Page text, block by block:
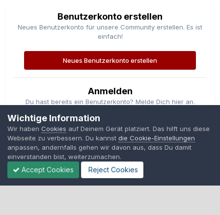
Benutzerkonto erstellen
Neues Benutzerkonto für unsere Community erstellen. Es ist
einfach!
Neues Benutzerkonto erstellen
Anmelden
Du hast bereits ein Benutzerkonto? Melde Dich hier an.
Jetzt anmelden
Wichtige Information
Wir haben Cookies auf Deinem Gerät platziert. Das hilft uns diese
Webseite zu verbessern. Du kannst die Cookie-Einstellungen
anpassen, andernfalls gehen wir davon aus, dass Du damit
einverstanden bist, weiterzumachen.
Accept Cookies Reject Cookies